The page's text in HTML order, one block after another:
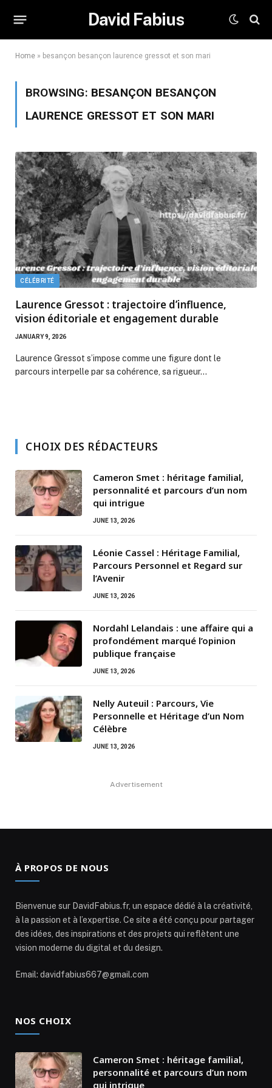
David Fabius
Home » besançon besançon laurence gressot et son mari
BROWSING: BESANÇON BESANÇON
LAURENCE GRESSOT ET SON MARI
CÉLÉBRITÉ
Laurence Gressot : trajectoire d’influence,
vision éditoriale et engagement durable
JANUARY 9, 2026
Laurence Gressot s’impose comme une figure dont le
parcours interpelle par sa cohérence, sa rigueur…
CHOIX DES RÉDACTEURS
Cameron Smet : héritage familial,
personnalité et parcours d’un nom
qui intrigue
JUNE 13, 2026
Léonie Cassel : Héritage Familial,
Parcours Personnel et Regard sur
l’Avenir
JUNE 13, 2026
Nordahl Lelandais : une affaire qui a
profondément marqué l’opinion
publique française
JUNE 13, 2026
Nelly Auteuil : Parcours, Vie
Personnelle et Héritage d’un Nom
Célèbre
JUNE 13, 2026
Advertisement
À PROPOS DE NOUS
Bienvenue sur DavidFabius.fr, un espace dédié à la créativité,
à la passion et à l’expertise. Ce site a été conçu pour partager
des idées, des inspirations et des projets qui reflètent une
vision moderne du digital et du design.
Email: davidfabius667@gmail.com
NOS CHOIX
Cameron Smet : héritage familial,
personnalité et parcours d’un nom
qui intrigue